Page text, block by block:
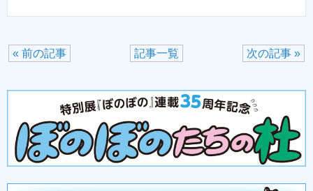
次の記事 »
記事一覧
« 前の記事